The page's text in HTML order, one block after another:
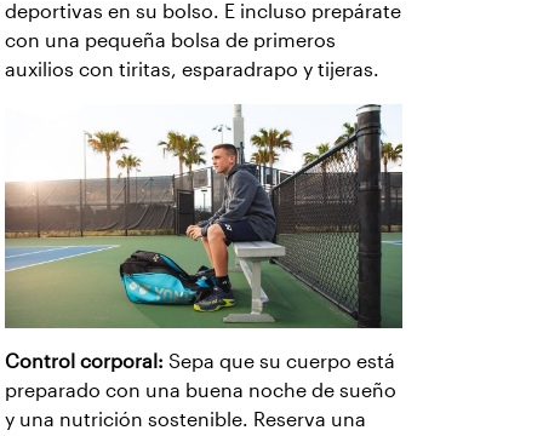
deportivas en su bolso. E incluso prepárate
con una pequeña bolsa de primeros
auxilios con tiritas, esparadrapo y tijeras.
Control corporal: Sepa que su cuerpo está
preparado con una buena noche de sueño
y una nutrición sostenible. Reserva una